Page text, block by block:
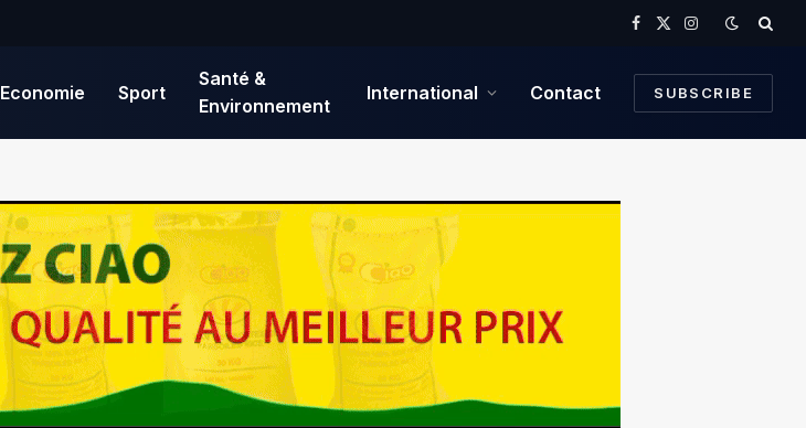
Facebook
X
Instagram
Economie Sport
Santé &
Environnement
International Contact SUBSCRIBE